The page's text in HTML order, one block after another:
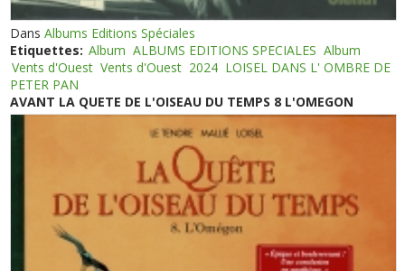
DansAlbums Editions Spéciales
Etiquettes: Album ALBUMS EDITIONS SPECIALES Album
Vents d'Ouest Vents d'Ouest 2024 LOISEL DANS L' OMBRE DE
PETER PAN
AVANT LA QUETE DE L'OISEAU DU TEMPS 8 L'OMEGON